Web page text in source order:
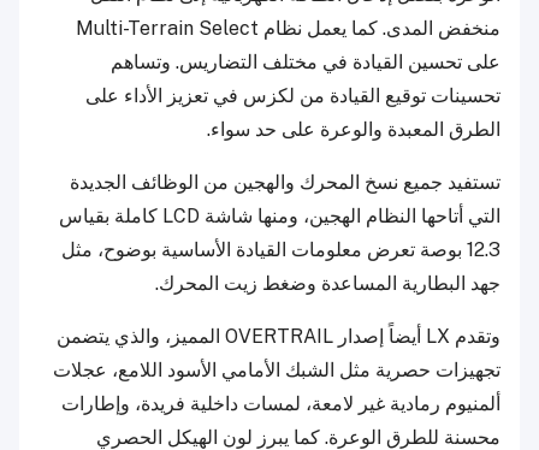
منخفض المدى. كما يعمل نظام Multi-Terrain Select
على تحسين القيادة في مختلف التضاريس. وتساهم
تحسينات توقيع القيادة من لكزس في تعزيز الأداء على
الطرق المعبدة والوعرة على حد سواء.
تستفيد جميع نسخ المحرك والهجين من الوظائف الجديدة
التي أتاحها النظام الهجين، ومنها شاشة LCD كاملة بقياس
12.3 بوصة تعرض معلومات القيادة الأساسية بوضوح، مثل
جهد البطارية المساعدة وضغط زيت المحرك.
وتقدم LX أيضاً إصدار OVERTRAIL المميز، والذي يتضمن
تجهيزات حصرية مثل الشبك الأمامي الأسود اللامع، عجلات
ألمنيوم رمادية غير لامعة، لمسات داخلية فريدة، وإطارات
محسنة للطرق الوعرة. كما يبرز لون الهيكل الحصري